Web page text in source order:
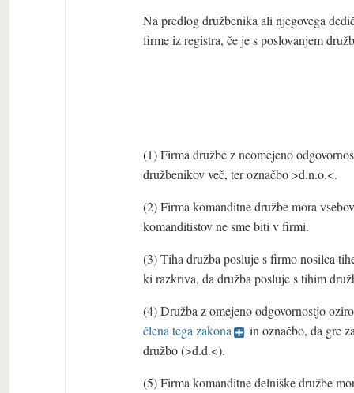
Na predlog družbenika ali njegovega
firme iz registra, če je s poslovanjem
(1) Firma družbe z neomejeno
družbenikov več, ter označbo >d.n.o.<.
(2) Firma komanditne družbe mora
komanditistov ne sme biti v firmi.
(3) Tiha družba posluje s firmo nosilca
ki razkriva, da družba posluje s tihim
(4) Družba z omejeno odgovornostjo
člena tega zakona
in označbo, da gre
družbo (>d.d.<).
(5) Firma komanditne delniške družbe